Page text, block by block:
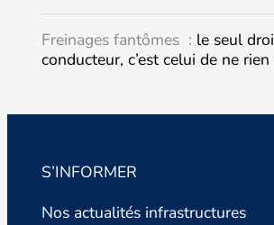
Freinages fantômes : le seul
conducteur, c’est celui de ne
S’INFORMER
Nos actualités infrastructures